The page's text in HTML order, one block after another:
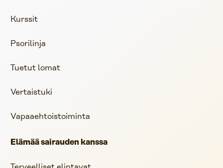
Kurssit
Psorilinja
Tuetut lomat
Vertaistuki
Vapaaehtoistoiminta
Elämää sairauden kanssa